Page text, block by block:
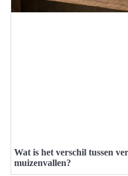
Wat is het verschil tussen
muizenvallen?